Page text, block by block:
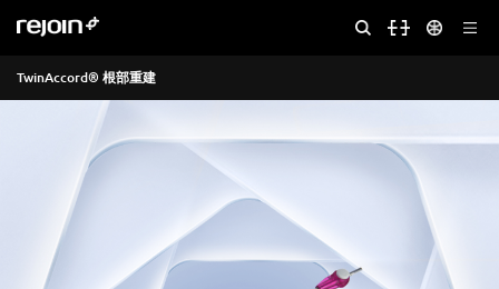
TwinAccord® 根部重建